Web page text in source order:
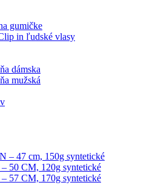
gumičke
in ľudské vlasy
dámska
mužská
– 47 cm, 150g syntetické
50 CM, 120g syntetické
57 CM, 170g syntetické